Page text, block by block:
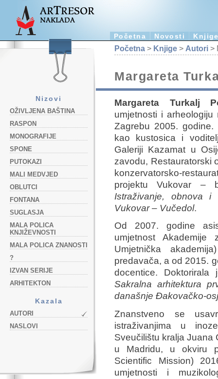
Početna Novosti
Nizovi
OŽIVLJENA BAŠTINA
RASPON
MONOGRAFIJE
SPONE
PUTOKAZI
MALI MEDVJED
OBLUTCI
FONTANA
SUGLASJA
MALA POLICA
KNJIŽEVNOSTI
MALA POLICA ZNANOSTI
?
IZVAN SERIJE
ARHITEKTON
Kazala
AUTORI
NASLOVI
Početna > Knjige > Autori >
Margareta
Margareta Turkalj
umjetnosti i
Zagrebu 2005.
kao kustosica i
Galeriji Kazamat u
zavodu, Restauratorski
konzervatorsko-
projektu Vukovar –
Istraživanje, obnova i
Vukovar – Vučedol.
Od 2007. godine
umjetnost
Umjetnička
predavača, a od 2015.
docentice.
Sakralna arhitektura
današnje Đakovačko-
Znanstveno se
istraživanjima u
Sveučilištu kralja Juana
u Madridu, u okviru
Scientific Mission)
umjetnosti i